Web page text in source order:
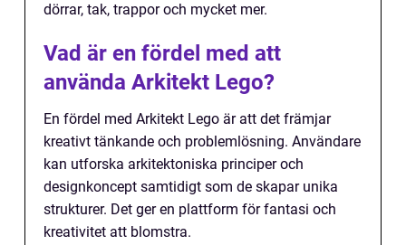
dörrar, tak, trappor och mycket mer.
Vad är en fördel med att
använda Arkitekt Lego?
En fördel med Arkitekt Lego är att det främjar
kreativt tänkande och problemlösning. Användare
kan utforska arkitektoniska principer och
designkoncept samtidigt som de skapar unika
strukturer. Det ger en plattform för fantasi och
kreativitet att blomstra.